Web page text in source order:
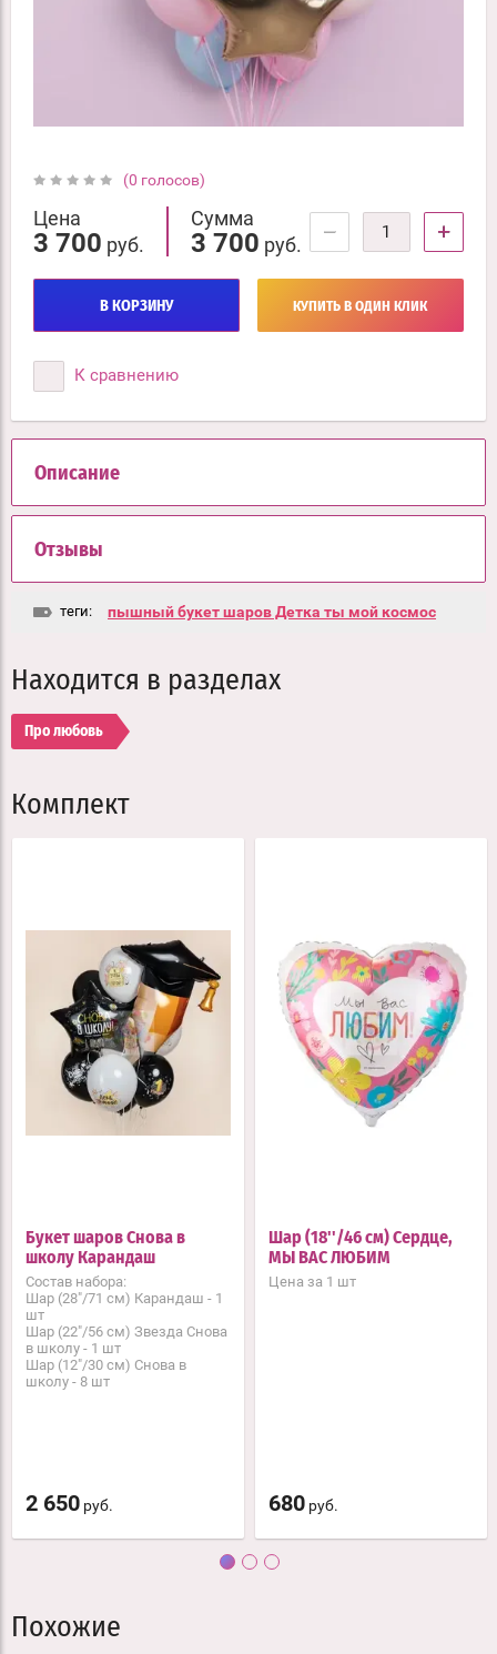
(0 голосов)
Цена
3 700 руб.
Сумма
3 700 руб.
− +
В КОРЗИНУ КУПИТЬ В ОДИН КЛИК
К сравнению
Описание
Отзывы
теги: пышный букет шаров Детка ты мой космос
Находится в разделах
Про любовь
Комплект
Букет шаров Снова в
школу Карандаш
Состав набора:
Шар (28"/71 см) Карандаш - 1
шт
Шар (22"/56 см) Звезда Снова
в школу - 1 шт
Шар (12"/30 см) Снова в
школу - 8 шт
2 650 руб.
Шар (18''/46 см) Сердце,
МЫ ВАС ЛЮБИМ
Цена за 1 шт
680 руб.
Похожие